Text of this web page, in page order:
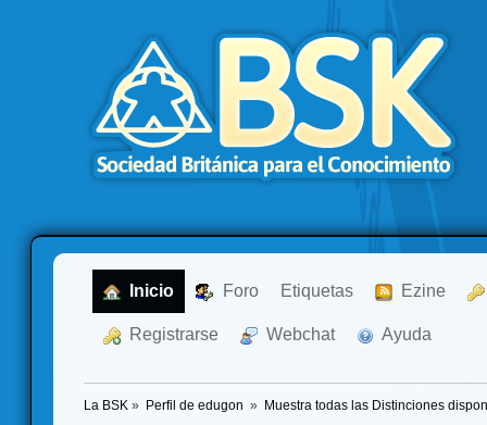
Inicio Foro Etiquetas Ezine
Registrarse Webchat Ayuda
La BSK » Perfil de edugon » Muestra todas las Distinciones